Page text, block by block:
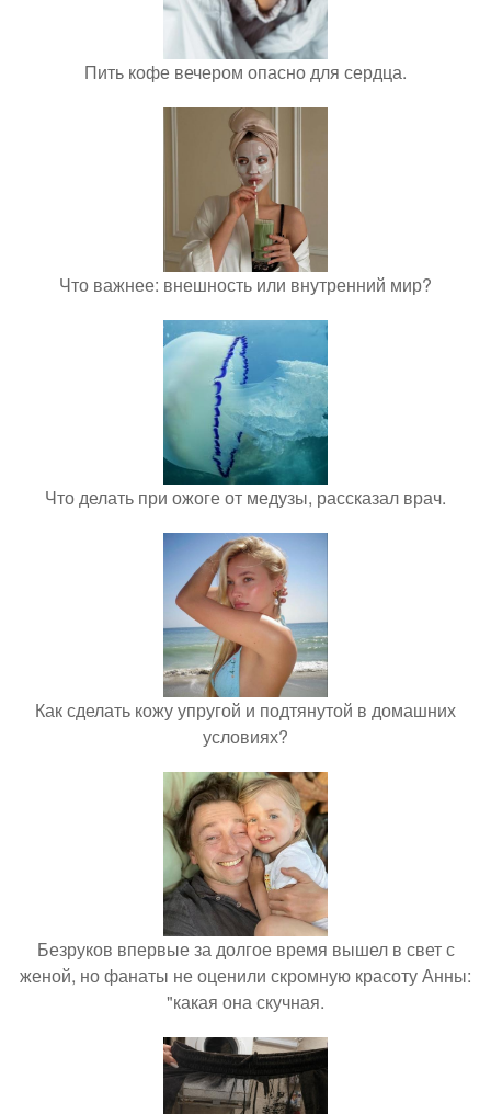
Пить кофе вечером опасно для сердца.
Что важнее: внешность или внутренний мир?
Что делать при ожоге от медузы, рассказал врач.
Как сделать кожу упругой и подтянутой в домашних
условиях?
Безруков впервые за долгое время вышел в свет с
женой, но фанаты не оценили скромную красоту Анны:
"какая она скучная.